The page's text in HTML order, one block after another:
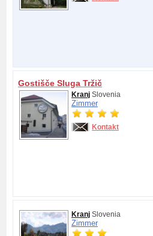
Gostišče Sluga Tržič
Kranj Slovenia
Zimmer
Kontakt
Kranj Slovenia
Zimmer